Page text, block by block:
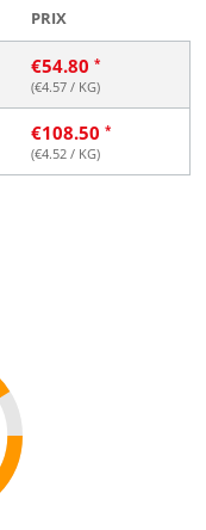
PRIX
€54.80
(€4.57 / KG)
€108.50
(€4.52 / KG)